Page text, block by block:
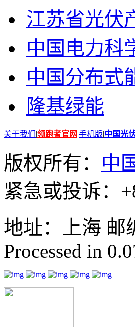
江苏省光伏
中国电力科
中国分布式
隆基绿能
关于我们 |领跑者官网|手机版|中国光
版权所有： 中
紧急或投诉：
地址：上海 邮
Processed in